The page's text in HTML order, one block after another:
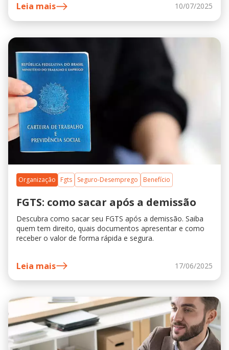
Leia mais 10/07/2025
Organização Fgts Seguro-Desemprego Benefício
FGTS: como sacar após a demissão
Descubra como sacar seu FGTS após a demissão. Saiba
quem tem direito, quais documentos apresentar e como
receber o valor de forma rápida e segura.
Leia mais 17/06/2025